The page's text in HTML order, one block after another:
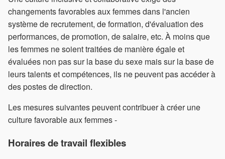
changements favorables aux femmes dans l'ancien
système de recrutement, de formation, d'évaluation des
performances, de promotion, de salaire, etc. À moins que
les femmes ne soient traitées de manière égale et
évaluées non pas sur la base du sexe mais sur la base de
leurs talents et compétences, ils ne peuvent pas accéder à
des postes de direction.
Les mesures suivantes peuvent contribuer à créer une
culture favorable aux femmes -
Horaires de travail flexibles